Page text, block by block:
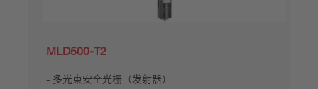
MLD500-T2
多光束安全光栅（发射器）